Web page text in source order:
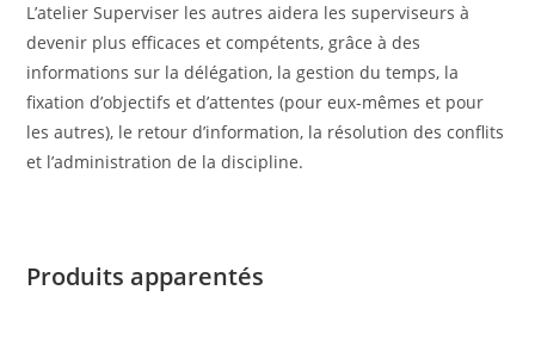
L’atelier Superviser les autres aidera les superviseurs à
devenir plus efficaces et compétents, grâce à des
informations sur la délégation, la gestion du temps, la
fixation d’objectifs et d’attentes (pour eux-mêmes et pour
les autres), le retour d’information, la résolution des conflits
et l’administration de la discipline.
Produits apparentés